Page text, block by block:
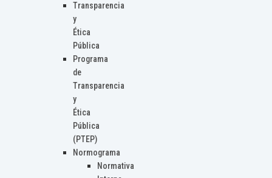
Transparencia
y
Ética
Pública
Programa
de
Transparencia
y
Ética
Pública
(PTEP)
Normograma
Normativa